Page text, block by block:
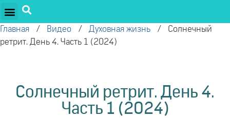
Главная / Видео / Духовная жизнь / Солнечный
ретрит. День 4. Часть 1 (2024)
Солнечный ретрит. День 4.
Часть 1 (2024)